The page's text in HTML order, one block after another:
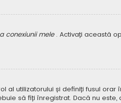
conexiunii mele . Activați această
utilizatorului și definiți fusul orar
să fiți înregistrat. Dacă nu